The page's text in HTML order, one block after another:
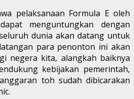
pelaksanaan Formula E oleh
menguntungkan dengan
dunia akan datang untuk
para penonton ini akan
negera kita, alangkah baiknya
kebijakan pemerintah,
toh sudah dibicarakan